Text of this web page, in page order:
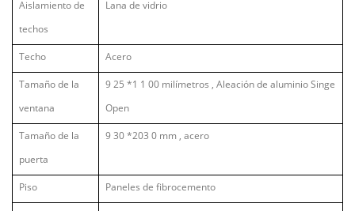
Aislamiento de
techos
Lana de vidrio
Techo Acero
Tamaño de la
ventana
925 *1 1 00 milímetros , Aleación de aluminio Singe
Open
Tamaño de la
puerta
930*203 0 mm , acero
Piso Paneles de fibrocemento